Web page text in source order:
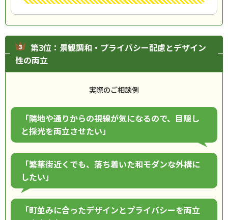
第3位：景観調和・プライバシー配慮とデザイン
性の両立
実際のご相談例
「隣地や通りからの視線が気になるので、目隠し
と採光を両立させたい」
「繁華街近くでも、落ち着いた和モダンな外構に
したい」
「町並みに合ったデザインとプライバシーを両立